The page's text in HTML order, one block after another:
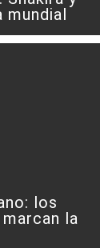
mundial
los
la